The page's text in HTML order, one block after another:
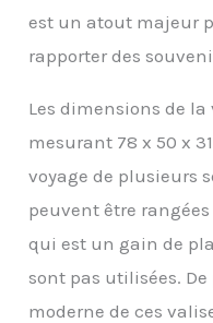
est un atout majeur
rapporter des
Les dimensions de
mesurant 78 x 50 x
voyage de plusieurs
peuvent être
qui est un gain de
sont pas utilisées.
moderne de ces